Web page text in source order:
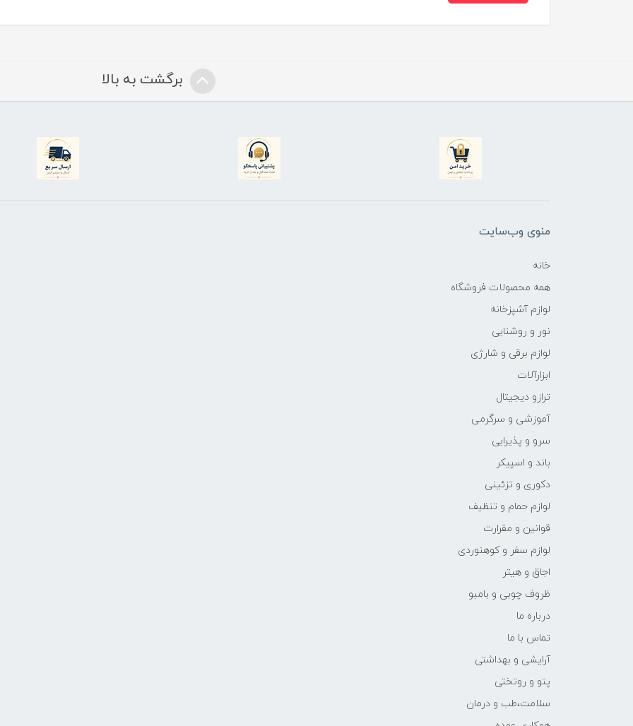
برگشت به بالا
منوی وب‌سایت
خانه
همه محصولات فروشگاه
لوازم آشپزخانه
نور و روشنایی
لوازم برقی و شارژی
ابزارآلات
ترازو دیجیتال
آموزشی و سرگرمی
سرو و پذیرایی
باند و اسپیکر
دکوری و تزئینی
لوازم حمام و تنظیف
قوانین و مقرارت
لوازم سفر و کوهنوردی
اجاق و هیتر
ظروف چوبی و بامبو
درباره ما
تماس با ما
آرایشی و بهداشتی
پتو و روتختی
سلامت،طب و درمان